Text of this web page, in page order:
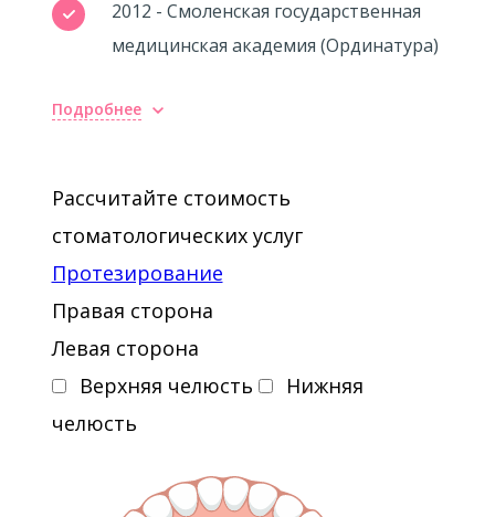
2012 - Смоленская государственная
медицинская академия (Ординатура)
Повышение квалификации
взаимодействие терапевта и
ортопеда в комплексном лечении
пациента
инвазивное препарирование
коронки. Анатомия апикальной
Подробнее
Рассчитайте стоимость
стоматологических услуг
Протезирование
Правая сторона
Левая сторона
Верхняя челюсть
Нижняя
челюсть